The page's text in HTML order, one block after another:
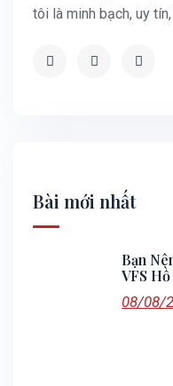
tôi là minh bạch, uy
Bài mới nhất
Bạn
VFS
08/08/